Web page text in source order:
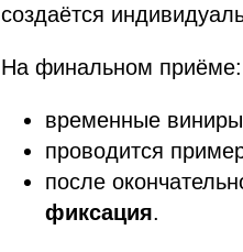
создаётся
На финальном приёме:
временные
проводится
после
фиксация.